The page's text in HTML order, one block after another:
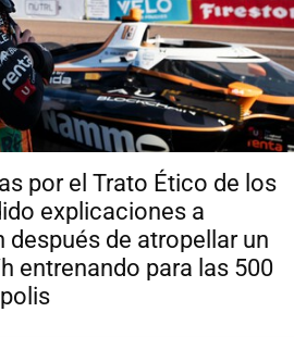
por el Trato Ético de los
explicaciones a
después de atropellar un
entrenando para las 500